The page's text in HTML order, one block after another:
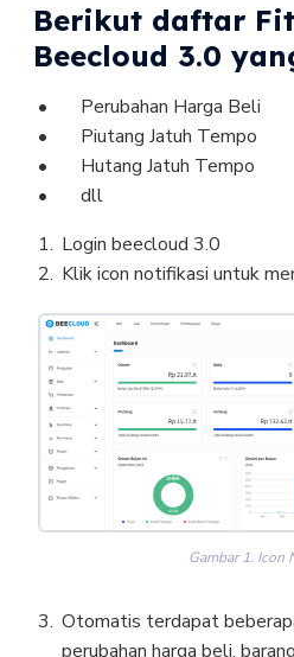
Berikut daftar
Beecloud 3.0
Perubahan Harga Beli
Piutang Jatuh Tempo
Hutang Jatuh Tempo
dll
Login beecloud 3.0
Klik icon notifikasi untuk
Gambar 1. Icon
Otomatis terdapat
perubahan harga beli,